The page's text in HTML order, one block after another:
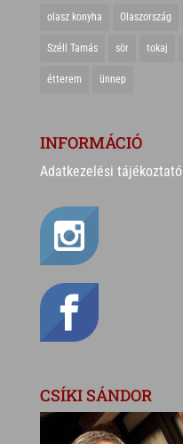
olasz konyha Olaszország
Széll Tamás sör tokaj
étterem ünnep
INFORMÁCIÓ
Adatkezelési tájékoztató
CSÍKI SÁNDOR